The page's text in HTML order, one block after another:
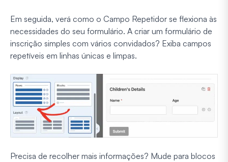
Em seguida, verá como o Campo Repetidor se flexiona às
necessidades do seu formulário. A criar um formulário de
inscrição simples com vários convidados? Exiba campos
repetíveis em linhas únicas e limpas.
Precisa de recolher mais informações? Mude para blocos